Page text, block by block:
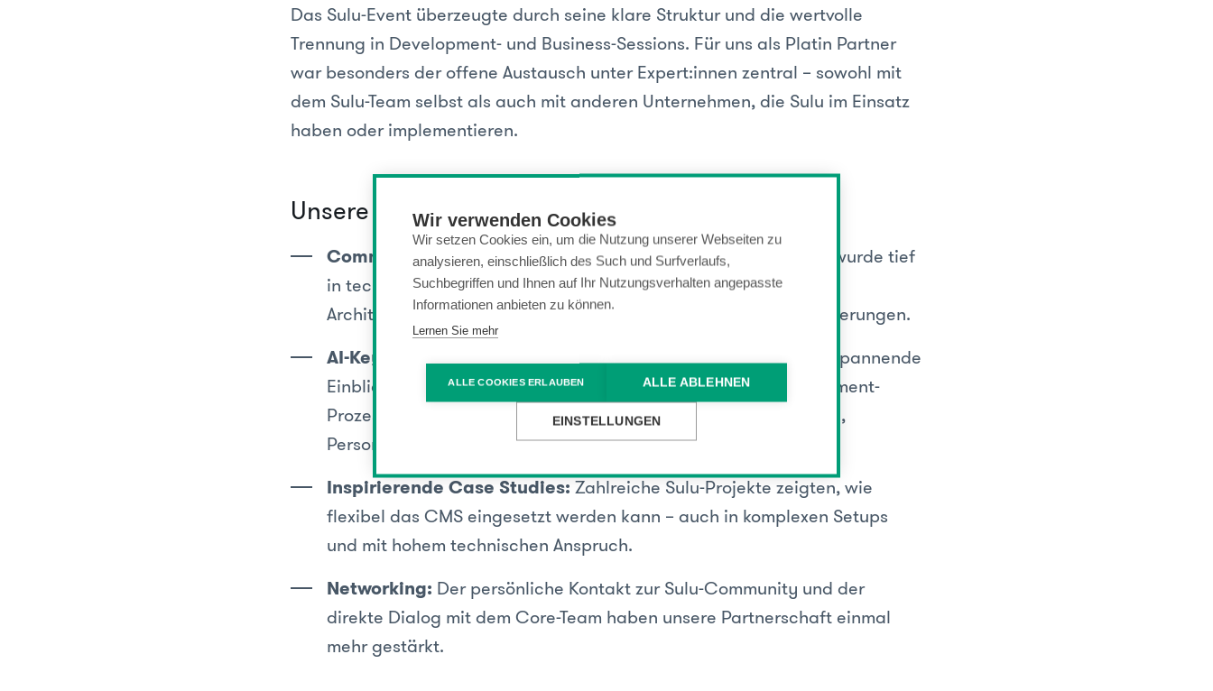
Wir verwenden Cookies
Wir setzen Cookies ein, um die Nutzung unserer Webseiten zu
analysieren, einschließlich des Such und Surfverlaufs,
Suchbegriffen und Ihnen auf Ihr Nutzungsverhalten angepasste
Informationen anbieten zu können.
Lernen Sie mehr
ALLE COOKIES ERLAUBEN ALLE ABLEHNEN
EINSTELLUNGEN
Das Sulu-Event überzeugte durch seine klare Struktur und die wertvolle
Trennung in Development- und Business-Sessions. Für uns als Platin Partner
war besonders der offene Austausch unter Expert:innen zentral – sowohl mit
dem Sulu-Team selbst als auch mit anderen Unternehmen, die Sulu im Einsatz
haben oder implementieren.
Unsere Highlights:
Community-Austausch auf Augenhöhe:In kleinen Gruppen wurde tief
in technische und konzeptionelle Fragen eingetaucht – von
Architekturentscheidungen bis zu CMS-spezifischen Herausforderungen.
AI-Keynote mit Marcel Moosbrugger:Die Präsentation gab spannende
Einblicke, wie künstliche Intelligenz künftig in Content-Management-
Prozesse integriert werden kann – mit Blick auf Automatisierung,
Personalisierung und Effizienz.
Inspirierende Case Studies:Zahlreiche Sulu-Projekte zeigten, wie
flexibel das CMS eingesetzt werden kann – auch in komplexen Setups
und mit hohem technischen Anspruch.
Networking: Der persönliche Kontakt zur Sulu-Community und der
direkte Dialog mit dem Core-Team haben unsere Partnerschaft einmal
mehr gestärkt.